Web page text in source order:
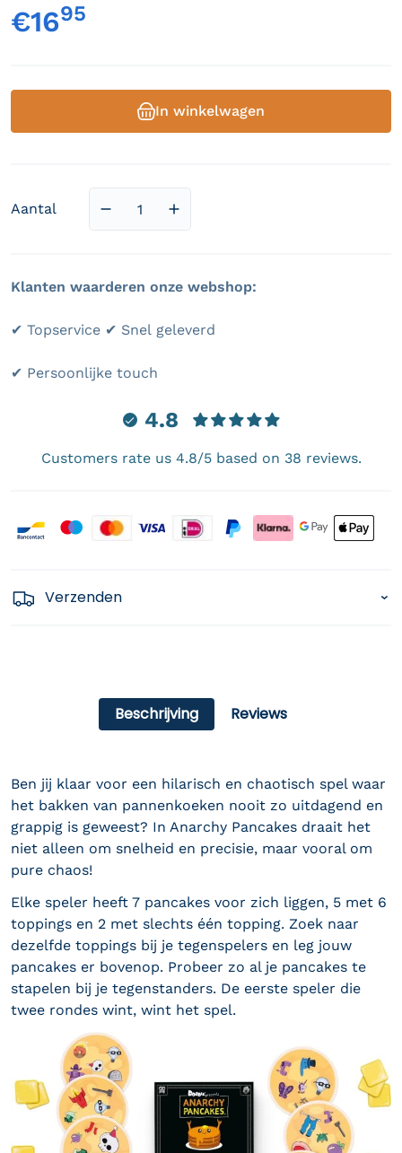
€16,
95
In winkelwagen
Aantal
Aantal verlagen voor Anarchy Pancakes
Aantal verhogen voor Anarchy
Klanten waarderen onze webshop:
✔ Topservice ✔ Snel geleverd
✔ Persoonlijke touch
4.8
Customers rate us 4.8/5 based on 38 reviews.
Payment icons
Verzenden
Beschrijving Reviews
Ben jij klaar voor een hilarisch en chaotisch spel waar
het bakken van pannenkoeken nooit zo uitdagend en
grappig is geweest? In Anarchy Pancakes draait het
niet alleen om snelheid en precisie, maar vooral om
pure chaos!
Elke speler heeft 7 pancakes voor zich liggen, 5 met 6
toppings en 2 met slechts één topping. Zoek naar
dezelfde toppings bij je tegenspelers en leg jouw
pancakes er bovenop. Probeer zo al je pancakes te
stapelen bij je tegenstanders. De eerste speler die
twee rondes wint, wint het spel.